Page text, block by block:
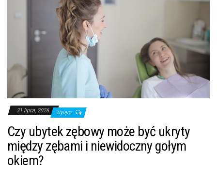
31 lipca, 2026 Wyłącz
Czy ubytek zębowy może być ukryty
między zębami i niewidoczny gołym
okiem?